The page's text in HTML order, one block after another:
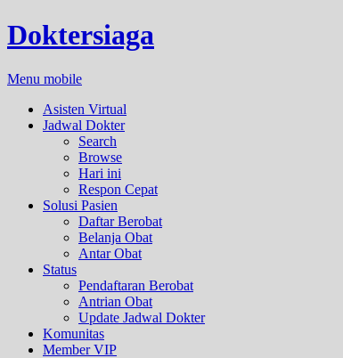
Doktersiaga
Menu mobile
Asisten Virtual
Jadwal Dokter
Search
Browse
Hari ini
Respon Cepat
Solusi Pasien
Daftar Berobat
Belanja Obat
Antar Obat
Status
Pendaftaran Berobat
Antrian Obat
Update Jadwal Dokter
Komunitas
Member VIP